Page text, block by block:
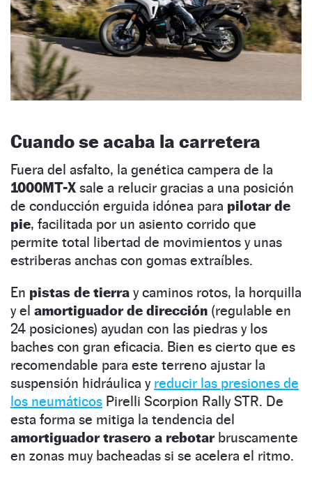
Cuando se acaba la carretera
Fuera del asfalto, la genética campera de la
1000MT-X sale a relucir gracias a una posición
de conducción erguida idónea para pilotar de
pie, facilitada por un asiento corrido que
permite total libertad de movimientos y unas
estriberas anchas con gomas extraíbles.
En pistas de tierra y caminos rotos, la horquilla
y el amortiguador de dirección (regulable en
24 posiciones) ayudan con las piedras y los
baches con gran eficacia. Bien es cierto que es
recomendable para este terreno ajustar la
suspensión hidráulica y reducir las presiones de
los neumáticos Pirelli Scorpion Rally STR. De
esta forma se mitiga la tendencia del
amortiguador trasero a rebotarbruscamente
en zonas muy bacheadas si se acelera el ritmo.